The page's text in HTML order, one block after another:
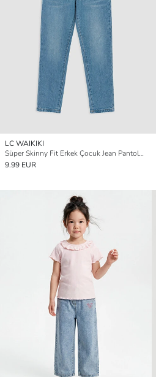
LC WAIKIKI
Süper Skinny Fit Erkek Çocuk Jean Pantolon
9.99 EUR